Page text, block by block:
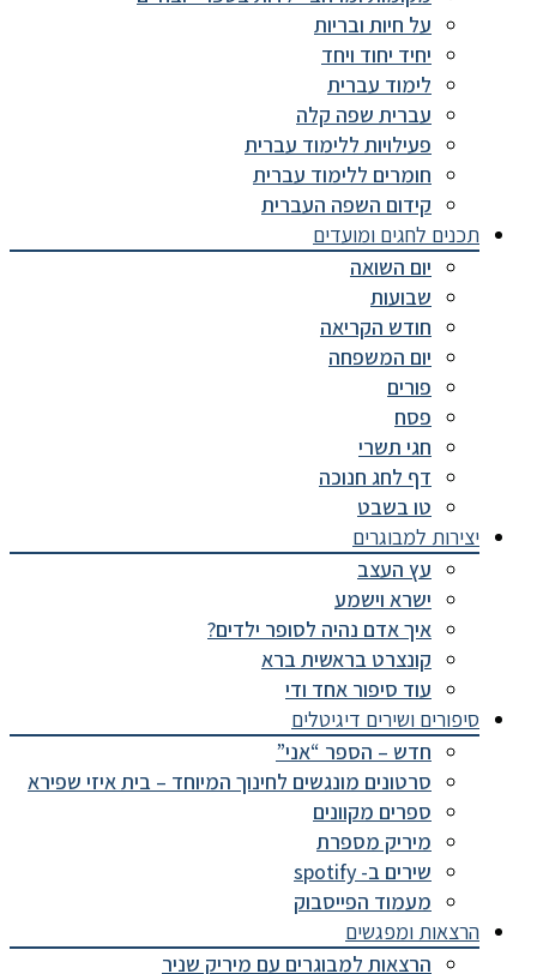
על חיות ובריות
יחיד יחוד ויחד
לימוד עברית
עברית שפה קלה
פעילויות ללימוד עברית
חומרים ללימוד עברית
קידום השפה העברית
תכנים לחגים ומועדים
יום השואה
שבועות
חודש הקריאה
יום המשפחה
פורים
פסח
חגי תשרי
דף לחג חנוכה
טו בשבט
יצירות למבוגרים
עץ העצב
ישרא וישמע
איך אדם נהיה לסופר ילדים?
קונצרט בראשית ברא
עוד סיפור אחד ודי
סיפורים ושירים דיגיטלים
חדש – הספר “אני”
סרטונים מונגשים לחינוך המיוחד – בית איזי שפירא
ספרים מקוונים
מיריק מספרת
שירים ב- spotify
מעמוד הפייסבוק
הרצאות ומפגשים
הרצאות למבוגרים עם מיריק שניר